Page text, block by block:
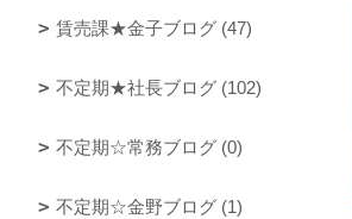
賃売課★金子ブログ (47)
不定期★社長ブログ (102)
不定期☆常務ブログ (0)
不定期☆金野ブログ (1)